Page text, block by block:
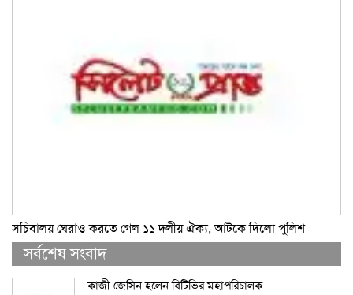
সচিবালয় ঘেরাও করতে গেল ১১ দলীয় ঐক্য, আটকে দিলো পুলিশ
সর্বশেষ সংবাদ
কাজী জেসিন হলেন বিটিভির মহাপরিচালক